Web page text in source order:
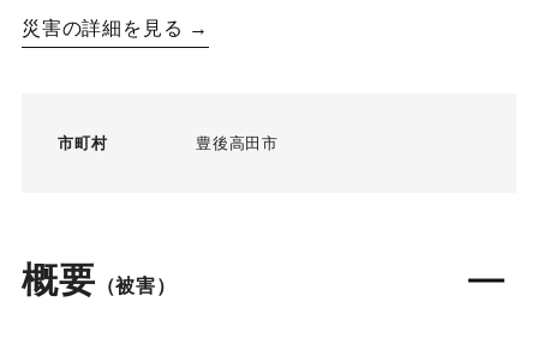
災害の詳細を見る →
市町村 豊後高田市
概要 （被害）